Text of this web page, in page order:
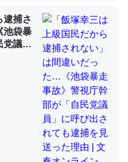
を大量に使う脊椎動物と貝
類だと殻を無くしてナメク
問題＝「昆虫はなぜ海にいな
逮捕さ
池袋暴
党議
送っ